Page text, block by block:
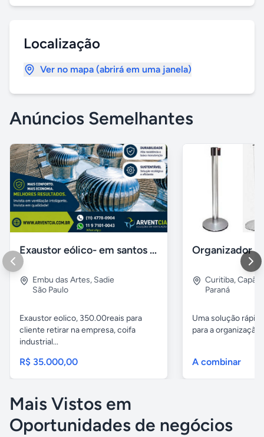
Localização
Ver no mapa (abrirá em uma janela)
Anúncios Semelhantes
Exaustor eólico- em santos sp
Embu das Artes, Sadie
São Paulo
Exaustor eolico, 350.00reais para
cliente retirar na empresa, coifa
industrial...
R$ 35.000,00
Curitiba,Capão
Paraná
Uma solução
para a
A combinar
Mais Vistos em
Oportunidades de negócios